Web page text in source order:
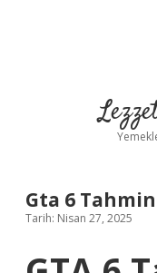
Gta 6
Tarih: Nisan 27, 2025